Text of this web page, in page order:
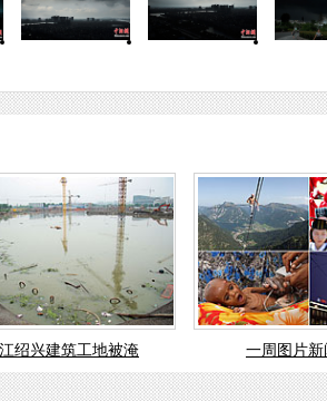
绍兴建筑工地被淹 一周图片